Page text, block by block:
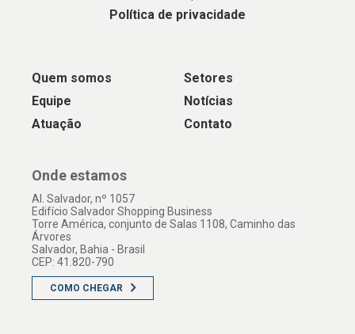
Política de privacidade
Quem somos
Equipe
Atuação
Setores
Notícias
Contato
Onde estamos
Al. Salvador, nº 1057
Edifício Salvador Shopping Business
Torre América, conjunto de Salas 1108, Caminho das
Árvores
Salvador, Bahia - Brasil
CEP: 41.820-790
COMO CHEGAR